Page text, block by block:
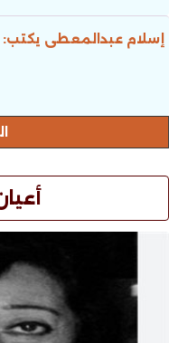
إسلام عبدالمعطى يكتب: